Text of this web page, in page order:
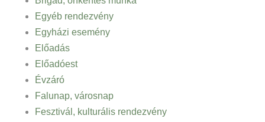
Egyéb rendezvény
Egyházi esemény
Előadás
Előadóest
Évzáró
Falunap, városnap
Fesztivál, kulturális rendezvény